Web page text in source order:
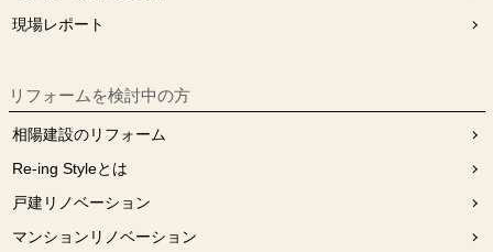
現場レポート
リフォームを検討中の⽅
相陽建設のリフォーム
Re-ing Styleとは
戸建リノベーション
マンションリノベーション